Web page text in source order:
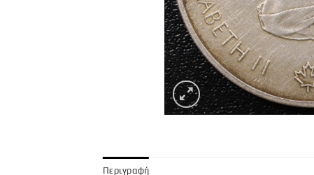
Περιγραφή